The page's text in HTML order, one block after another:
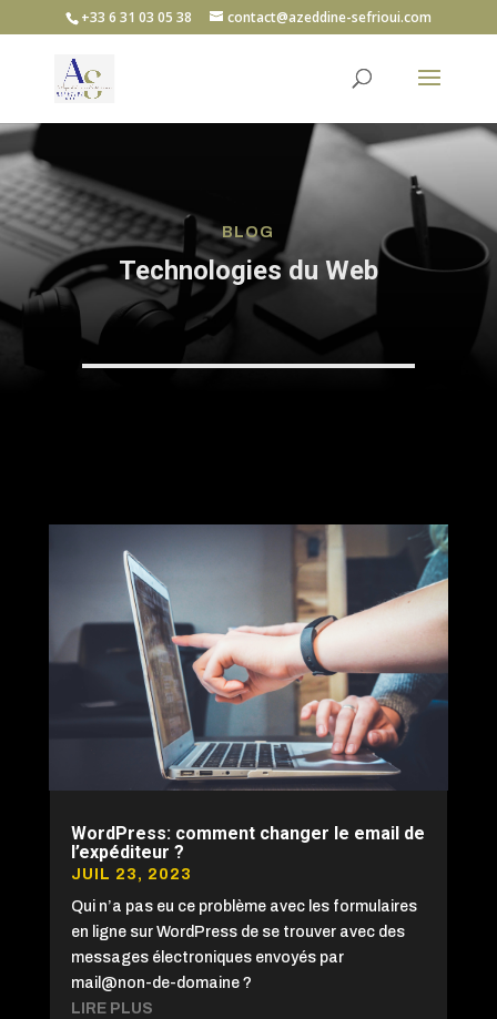
+33 6 31 03 05 38 contact@azeddine-sefrioui.com
BLOG
Technologies du Web
WordPress: comment changer le email de
l’expéditeur ?
JUIL 23, 2023
Qui n’a pas eu ce problème avec les formulaires
en ligne sur WordPress de se trouver avec des
messages électroniques envoyés par
mail@non-de-domaine ?
LIRE PLUS